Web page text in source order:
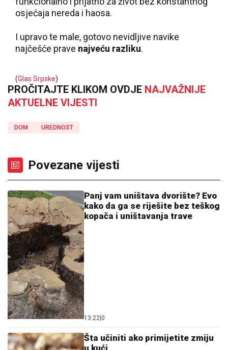
osjećaja nereda i haosa.
I upravo te male, gotovo nevidljive navike
najčešće prave najveću razliku.
(Glas Srpske)
PROČITAJTE KLIKOM OVDJE NAJVAŽNIJE
AKTUELNE VIJESTI
DOM UREDNOST
Povezane vijesti
Panj vam uništava dvorište? Evo
kako da ga se riješite bez teškog
kopača i uništavanja trave
13:22 0
Šta učiniti ako primijetite zmiju
u kući